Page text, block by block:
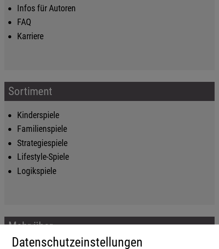
Infos für Autoren
FAQ
Karriere
Sortiment
Kinderspiele
Familienspiele
Strategiespiele
Lifestyle-Spiele
Logikspiele
Mehr über...
Datenschutzeinstellungen